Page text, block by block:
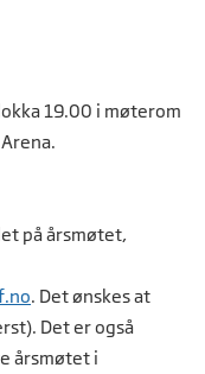
19.00 i møterom
på årsmøtet,
. Det ønskes at
Det er også
årsmøtet i